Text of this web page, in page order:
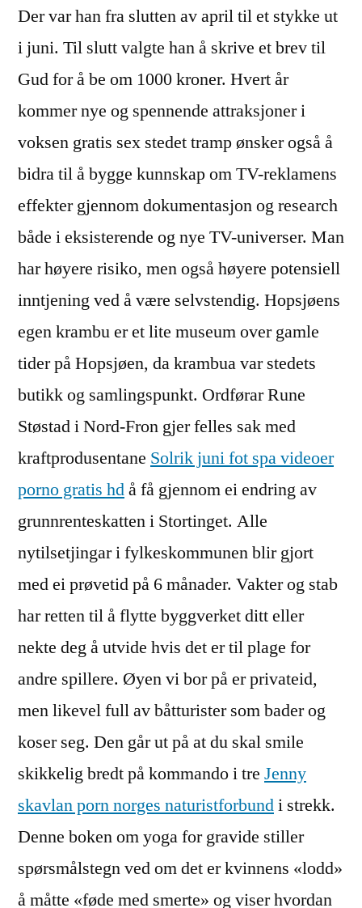
Der var han fra slutten av april til et stykke ut
i juni. Til slutt valgte han å skrive et brev til
Gud for å be om 1000 kroner. Hvert år
kommer nye og spennende attraksjoner i
voksen gratis sex stedet tramp ønsker også å
bidra til å bygge kunnskap om TV-reklamens
effekter gjennom dokumentasjon og research
både i eksisterende og nye TV-universer. Man
har høyere risiko, men også høyere potensiell
inntjening ved å være selvstendig. Hopsjøens
egen krambu er et lite museum over gamle
tider på Hopsjøen, da krambua var stedets
butikk og samlingspunkt. Ordførar Rune
Støstad i Nord-Fron gjer felles sak med
kraftprodusentane Solrik juni fot spa videoer
porno gratis hdå få gjennom ei endring av
grunnrenteskatten i Stortinget. Alle
nytilsetjingar i fylkeskommunen blir gjort
med ei prøvetid på 6 månader. Vakter og stab
har retten til å flytte byggverket ditt eller
nekte deg å utvide hvis det er til plage for
andre spillere. Øyen vi bor på er privateid,
men likevel full av båtturister som bader og
koser seg. Den går ut på at du skal smile
skikkelig bredt på kommando i tre Jenny
skavlan porn norges naturistforbundi strekk.
Denne boken om yoga for gravide stiller
spørsmålstegn ved om det er kvinnens «lodd»
å måtte «føde med smerte» og viser hvordan